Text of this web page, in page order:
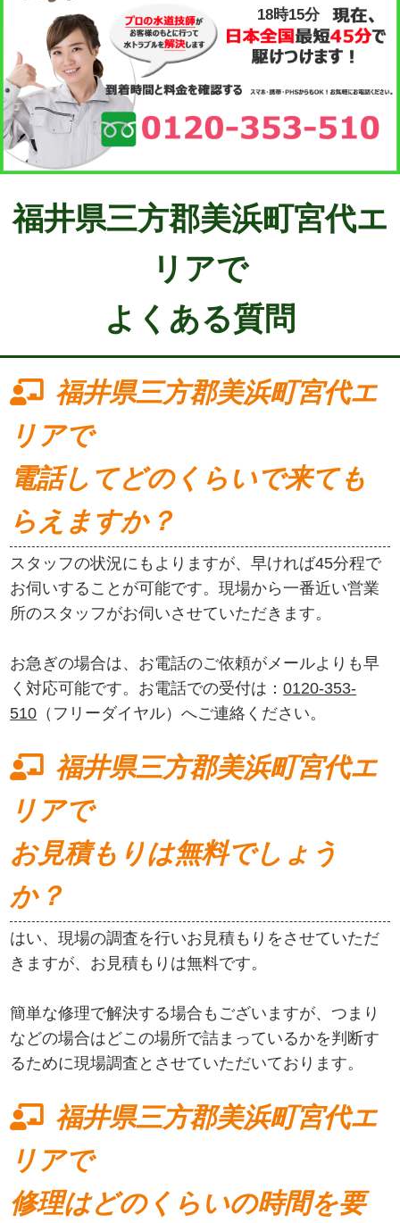
18時15分
福井県三方郡美浜町宮代エ
リアで
よくある質問
福井県三方郡美浜町宮代エ
リアで
電話してどのくらいで来ても
らえますか？
スタッフの状況にもよりますが、早ければ45分程で
お伺いすることが可能です。現場から一番近い営業
所のスタッフがお伺いさせていただきます。
お急ぎの場合は、お電話のご依頼がメールよりも早
く対応可能です。お電話での受付は：0120-353-
510 （フリーダイヤル）へご連絡ください。
福井県三方郡美浜町宮代エ
リアで
お見積もりは無料でしょう
か？
はい、現場の調査を行いお見積もりをさせていただ
きますが、お見積もりは無料です。
簡単な修理で解決する場合もございますが、つまり
などの場合はどこの場所で詰まっているかを判断す
るために現場調査とさせていただいております。
福井県三方郡美浜町宮代エ
リアで
修理はどのくらいの時間を要